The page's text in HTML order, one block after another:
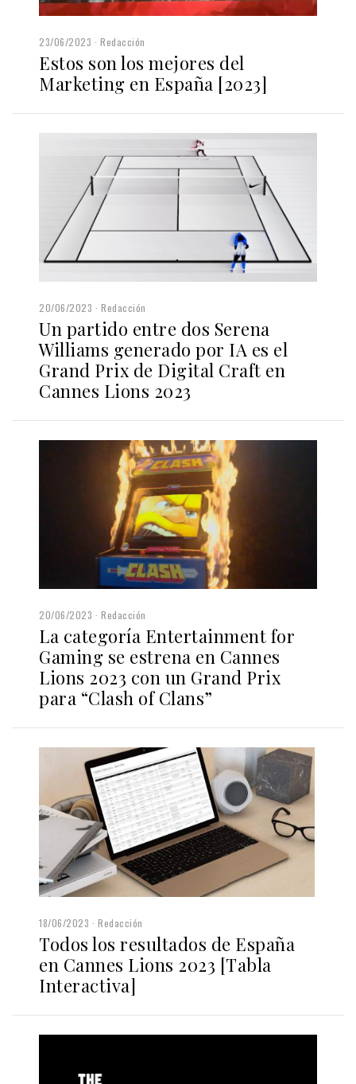
23/06/2023 Redacción
Estos son los mejores del
Marketing en España [2023]
20/06/2023 Redacción
Un partido entre dos Serena
Williams generado por IA es el
Grand Prix de Digital Craft en
Cannes Lions 2023
20/06/2023 Redacción
La categoría Entertainment for
Gaming se estrena en Cannes
Lions 2023 con un Grand Prix
para “Clash of Clans”
18/06/2023 Redacción
Todos los resultados de España
en Cannes Lions 2023 [Tabla
Interactiva]